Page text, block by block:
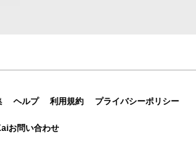
ヘルプ 利用規約 プライバシーポリシー
お問い合わせ